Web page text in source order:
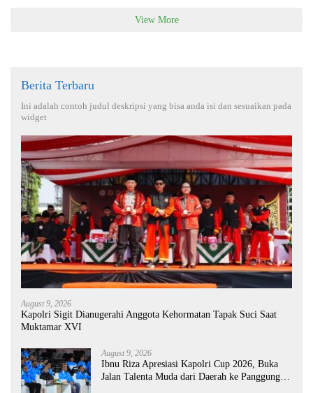
View More
Berita Terbaru
Ini adalah contoh judul deskripsi yang bisa anda isi dan sesuaikan pada
widget
August 9, 2026
Kapolri Sigit Dianugerahi Anggota Kehormatan Tapak Suci Saat
Muktamar XVI
August 9, 2026
Ibnu Riza Apresiasi Kapolri Cup 2026, Buka
Jalan Talenta Muda dari Daerah ke Panggung